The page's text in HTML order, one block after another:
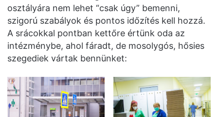
osztályára nem lehet “csak úgy” bemenni,
szigorú szabályok és pontos időzítés kell hozzá.
A srácokkal pontban kettőre értünk oda az
intézménybe, ahol fáradt, de mosolygós, hősies
szegediek vártak bennünket: